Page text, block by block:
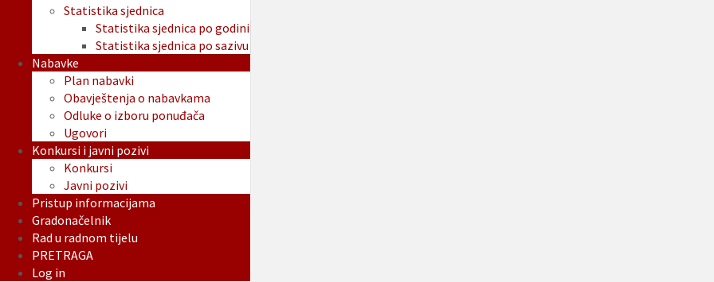
Statistika sjednica
Statistika sjednica po godini
Statistika sjednica po sazivu
Nabavke
Plan nabavki
Obavještenja o nabavkama
Odluke o izboru ponuđača
Ugovori
Konkursi i javni pozivi
Konkursi
Javni pozivi
Pristup informacijama
Gradonačelnik
Rad u radnom tijelu
PRETRAGA
Log in